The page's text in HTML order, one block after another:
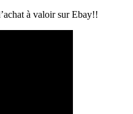
à valoir sur Ebay!!